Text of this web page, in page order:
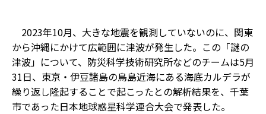
2023年10月、大きな地震を観測していないのに、関東
から沖縄にかけて広範囲に津波が発生した。この「謎の
津波」について、防災科学技術研究所などのチームは5月
31日、東京・伊豆諸島の鳥島近海にある海底カルデラが
繰り返し隆起することで起こったとの解析結果を、千葉
市であった日本地球惑星科学連合大会で発表した。